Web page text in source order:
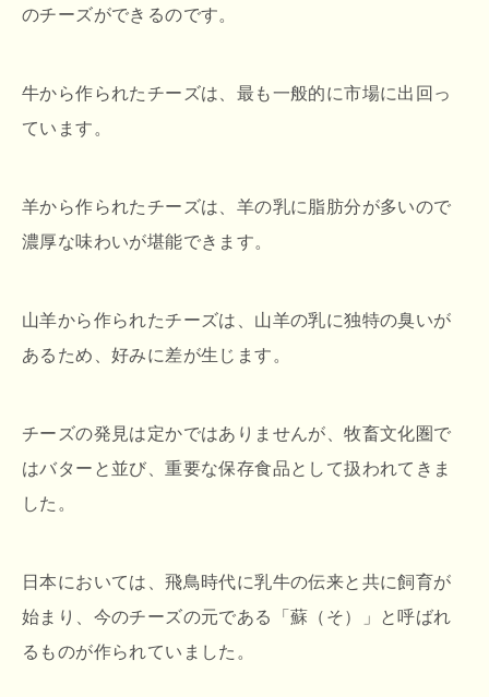
のチーズができるのです。
牛から作られたチーズは、最も一般的に市場に出回っ
ています。
羊から作られたチーズは、羊の乳に脂肪分が多いので
濃厚な味わいが堪能できます。
山羊から作られたチーズは、山羊の乳に独特の臭いが
あるため、好みに差が生じます。
チーズの発見は定かではありませんが、牧畜文化圏で
はバターと並び、重要な保存食品として扱われてきま
した。
日本においては、飛鳥時代に乳牛の伝来と共に飼育が
始まり、今のチーズの元である「蘇（そ）」と呼ばれ
るものが作られていました。